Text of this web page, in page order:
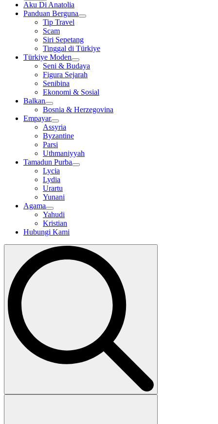
Aku Di Anatolia
Panduan Berguna
Tip Travel
Scam
Siri Sepetang
Tinggal di Türkiye
Türkiye Moden
Seni & Budaya
Figura Sejarah
Senibina
Ekonomi & Sosial
Balkan
Bosnia & Herzegovina
Empayar
Assyria
Byzantine
Parsi
Uthmaniyyah
Tamadun Purba
Lycia
Lydia
Urartu
Yunani
Agama
Yahudi
Kristian
Hubungi Kami
Search